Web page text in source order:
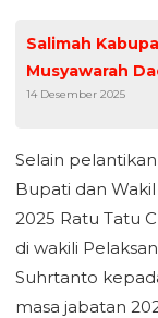
Salimah
Musyawarah
14 Desember 2025
Selain
Bupati dan
2025 Ratu Tatu
di wakili
Suhrtanto
masa jabatan